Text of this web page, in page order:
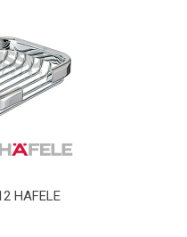
HAFELE